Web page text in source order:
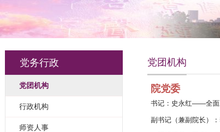
党务行政
党团机构
行政机构
师资人事
党团机构
院党委
书记：史永红——全面
副书记（兼副院长）